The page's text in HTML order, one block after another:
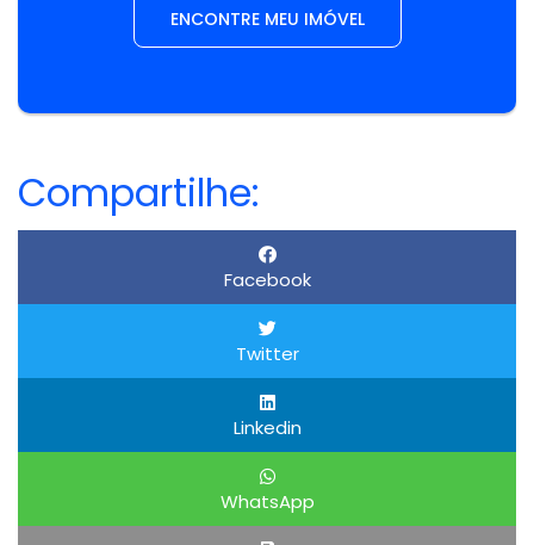
ENCONTRE MEU IMÓVEL
Compartilhe:
Facebook
Twitter
Linkedin
WhatsApp